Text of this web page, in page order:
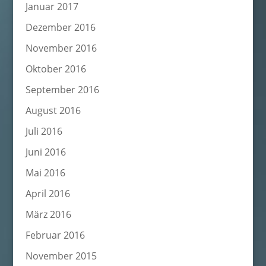
Januar 2017
Dezember 2016
November 2016
Oktober 2016
September 2016
August 2016
Juli 2016
Juni 2016
Mai 2016
April 2016
März 2016
Februar 2016
November 2015